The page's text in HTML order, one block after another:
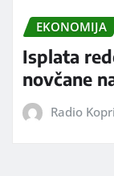
EKONOMIJA
Isplata
novčane
Radio